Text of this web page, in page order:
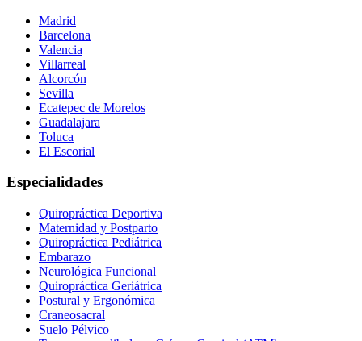
Madrid
Barcelona
Valencia
Villarreal
Alcorcón
Sevilla
Ecatepec de Morelos
Guadalajara
Toluca
El Escorial
Especialidades
Quiropráctica Deportiva
Maternidad y Postparto
Quiropráctica Pediátrica
Embarazo
Neurológica Funcional
Quiropráctica Geriátrica
Postural y Ergonómica
Craneosacral
Suelo Pélvico